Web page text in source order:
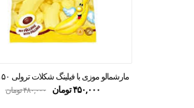
مارشمالو موزی با فیلینگ شکلات ترولی ۱۵۰ گرمی
۴۸۰,۰۰۰تومان ۴۵۰,۰۰۰تومان